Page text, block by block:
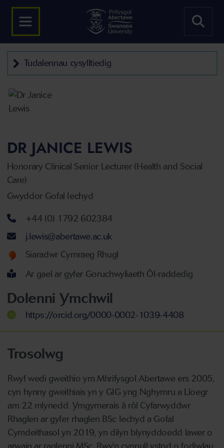
Tudalennau cysylltiedig
DR JANICE LEWIS
Honorary Clinical Senior Lecturer (Health and Social
Care)
Gwyddor Gofal Iechyd
Rhif ffôn+44 (0) 1792 602384
Cyfeiriad ebost
j.lewis@abertawe.ac.uk
Welsh language proficiency
Siaradwr Cymraeg Rhugl
Ar gael ar gyfer Goruchwyliaeth Ôl-raddedig
Dolenni Ymchwil
https://orcid.org/0000-0002-1039-4408
Trosolwg
Rwyf wedi gweithio ym Mhrifysgol Abertawe ers 2005,
cyn hynny gweithiais yn y GIG yng Nghymru a Lloegr
am 22 mlynedd. Ymgymerais â rôl Cyfarwyddwr
Rhaglen ar gyfer rhaglen BSc Iechyd a Gofal
Cymdeithasol yn 2019, yn dilyn blynyddoedd lawer o